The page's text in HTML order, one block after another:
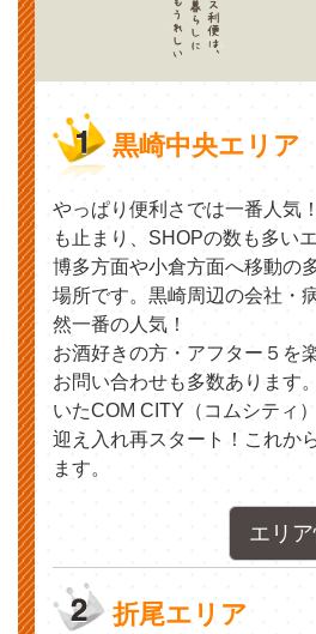
エリ
黒崎中央エリア
やっぱり便利さでは一番人気
も止まり、SHOPの数も多い
博多方面や小倉方面へ移動の
場所です。黒崎周辺の会社・
然一番の人気！
お酒好きの方・アフター５を
お問い合わせも多数あります
いたCOM CITY（コムシティ
迎え入れ再スタート！これか
ます。
折尾エリア